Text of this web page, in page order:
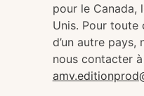
pour le Canada,
Unis. Pour toute
d’un autre pays,
nous contacter à